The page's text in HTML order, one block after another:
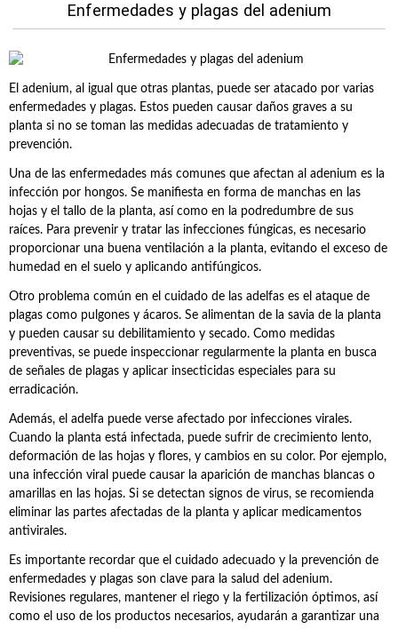
Enfermedades y plagas del adenium
El adenium, al igual que otras plantas, puede ser atacado por varias
enfermedades y plagas. Estos pueden causar daños graves a su
planta si no se toman las medidas adecuadas de tratamiento y
prevención.
Una de las enfermedades más comunes que afectan al adenium es la
infección por hongos. Se manifiesta en forma de manchas en las
hojas y el tallo de la planta, así como en la podredumbre de sus
raíces. Para prevenir y tratar las infecciones fúngicas, es necesario
proporcionar una buena ventilación a la planta, evitando el exceso de
humedad en el suelo y aplicando antifúngicos.
Otro problema común en el cuidado de las adelfas es el ataque de
plagas como pulgones y ácaros. Se alimentan de la savia de la planta
y pueden causar su debilitamiento y secado. Como medidas
preventivas, se puede inspeccionar regularmente la planta en busca
de señales de plagas y aplicar insecticidas especiales para su
erradicación.
Además, el adelfa puede verse afectado por infecciones virales.
Cuando la planta está infectada, puede sufrir de crecimiento lento,
deformación de las hojas y flores, y cambios en su color. Por ejemplo,
una infección viral puede causar la aparición de manchas blancas o
amarillas en las hojas. Si se detectan signos de virus, se recomienda
eliminar las partes afectadas de la planta y aplicar medicamentos
antivirales.
Es importante recordar que el cuidado adecuado y la prevención de
enfermedades y plagas son clave para la salud del adenium.
Revisiones regulares, mantener el riego y la fertilización óptimos, así
como el uso de los productos necesarios, ayudarán a garantizar una